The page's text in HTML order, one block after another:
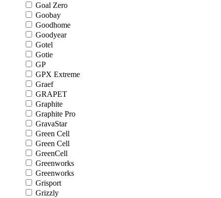
Goal Zero
Goobay
Goodhome
Goodyear
Gotel
Gotie
GP
GPX Extreme
Graef
GRAPET
Graphite
Graphite Pro
GravaStar
Green Cell
Green Cell
GreenCell
Greenworks
Greenworks
Grisport
Grizzly